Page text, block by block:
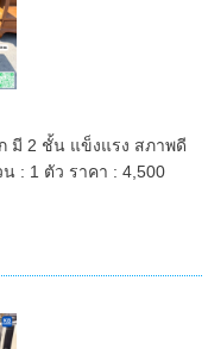
มี 2 ชั้น แข็งแรง สภาพดี
: 1 ตัว ราคา : 4,500